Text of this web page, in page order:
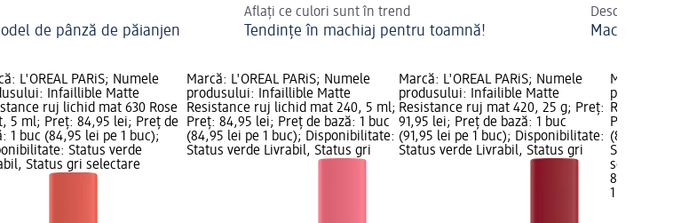
de pânză de păianjen
Aflați ce culori sunt în trend
Tendințe în machiaj pentru toamnă!
Descoperiți
Machiaj de
L'ORÉAL PARiS; Numele
Infaillible Matte
ruj lichid mat 630 Rose
5 ml; Preț: 84,95 lei; Preț de
1 buc (84,95 lei pe 1 buc);
Status verde
Status gri selectare
Marcă: L'ORÉAL PARiS; Numele
produsului: Infaillible Matte
Resistance ruj lichid mat 240, 5 ml;
Preț: 84,95 lei; Preț de bază: 1 buc
(84,95 lei pe 1 buc); Disponibilitate:
Status verde Livrabil, Status gri
Marcă: L'ORÉAL PARiS; Numele
produsului: Infailible Matte
Resistance ruj mat 420, 25 g; Preț:
91,95 lei; Preț de bază: 1 buc
(91,95 lei pe 1 buc); Disponibilitate:
Status verde Livrabil, Status gri
Marcă:
Resistance
Preț: 84,95
(84,95 lei
Status
selectare
84,95 lei
1 buc